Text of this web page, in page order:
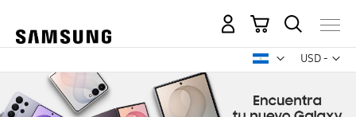
USD -
dólar
Mi carrito